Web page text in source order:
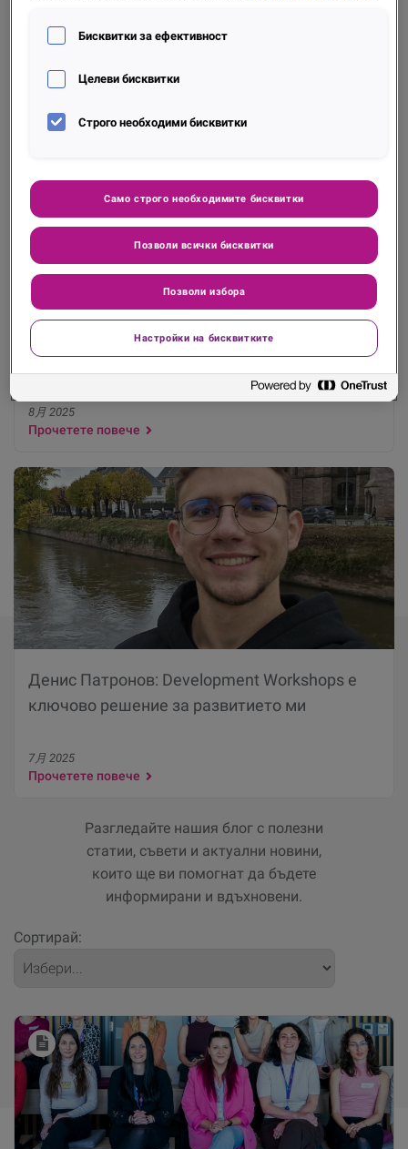
иновации
Прочетете повече
Experian България & ТУЕС: Споделяме знания
и получаваме нови в замяна
8月 2025
Прочетете повече
Денис Патронов: Development Workshops е
ключово решение за развитието ми
7月 2025
Прочетете повече
Разгледайте нашия блог с полезни
статии, съвети и актуални новини,
които ще ви помогнат да бъдете
информирани и вдъхновени.
Сортирай:
Бисквитки за ефективност
Целеви бисквитки
Строго необходими бисквитки
Само строго необходимите бисквитки
Позволи всички бисквитки
Позволи избора
Настройки на бисквитките